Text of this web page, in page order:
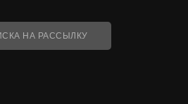
НА РАССЫЛКУ